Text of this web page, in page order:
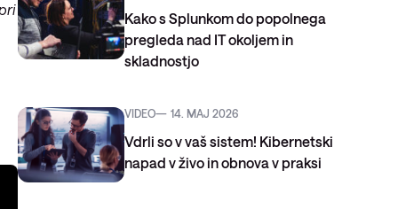
Kako s Splunkom do popolnega
pregleda nad IT okoljem in
skladnostjo
VIDEO 14. MAJ 2026
Vdrli so v vaš sistem! Kibernetski
napad v živo in obnova v praksi